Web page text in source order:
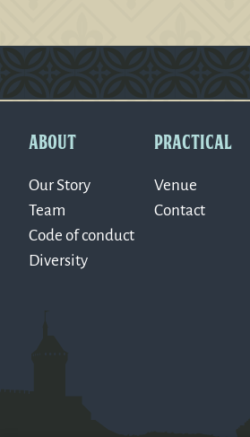
ABOUT
Our Story
Team
Code of conduct
Diversity
PRACTICAL
Venue
Contact